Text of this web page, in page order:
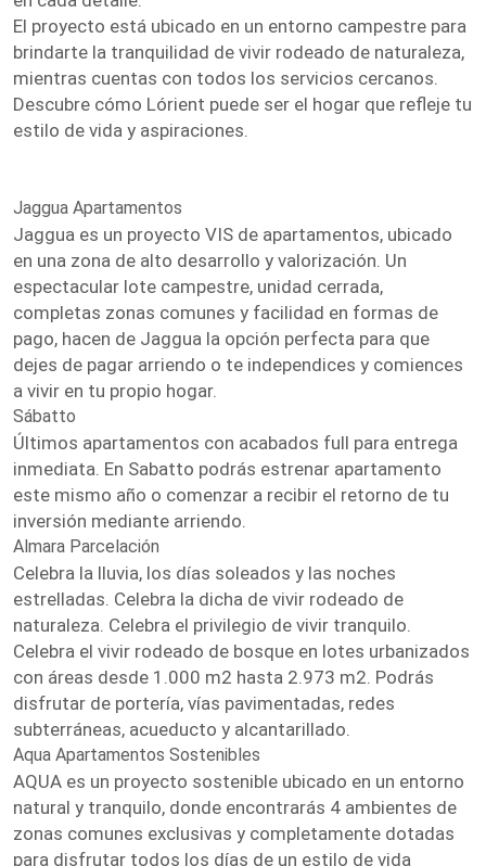
El proyecto está ubicado en un entorno campestre para
brindarte la tranquilidad de vivir rodeado de naturaleza,
mientras cuentas con todos los servicios cercanos.
Descubre cómo Lórient puede ser el hogar que refleje tu
estilo de vida y aspiraciones.
Jaggua Apartamentos
Jaggua es un proyecto VIS de apartamentos, ubicado
en una zona de alto desarrollo y valorización. Un
espectacular lote campestre, unidad cerrada,
completas zonas comunes y facilidad en formas de
pago, hacen de Jaggua la opción perfecta para que
dejes de pagar arriendo o te independices y comiences
a vivir en tu propio hogar.
Sábatto
Últimos apartamentos con acabados full para entrega
inmediata. En Sabatto podrás estrenar apartamento
este mismo año o comenzar a recibir el retorno de tu
inversión mediante arriendo.
Almara Parcelación
Celebra la lluvia, los días soleados y las noches
estrelladas. Celebra la dicha de vivir rodeado de
naturaleza. Celebra el privilegio de vivir tranquilo.
Celebra el vivir rodeado de bosque en lotes urbanizados
con áreas desde 1.000 m2 hasta 2.973 m2. Podrás
disfrutar de portería, vías pavimentadas, redes
subterráneas, acueducto y alcantarillado.
Aqua Apartamentos Sostenibles
AQUA es un proyecto sostenible ubicado en un entorno
natural y tranquilo, donde encontrarás 4 ambientes de
zonas comunes exclusivas y completamente dotadas
para disfrutar todos los días de un estilo de vida